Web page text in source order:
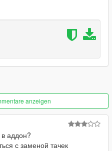
anzeigen
аддон?
с заменой тачек